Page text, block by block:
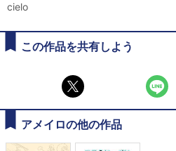
cielo
この作品を共有しよう
アメイロの他の作品